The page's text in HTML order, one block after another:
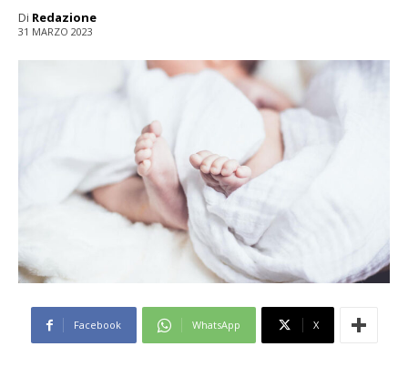
Di Redazione
31 MARZO 2023
Facebook WhatsApp X